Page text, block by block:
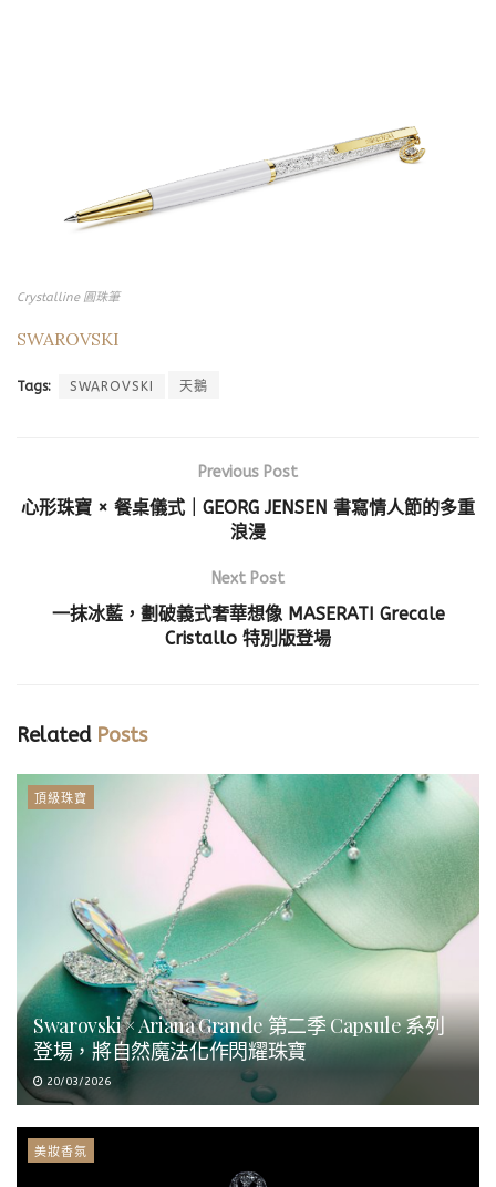
Crystalline 圓珠筆
SWAROVSKI
Tags: SWAROVSKI 天鵝
Previous Post
心形珠寶 × 餐桌儀式｜GEORG JENSEN 書寫情人節的多重
浪漫
Next Post
一抹冰藍，劃破義式奢華想像 MASERATI Grecale
Cristallo 特別版登場
RelatedPosts
頂級珠寶
Swarovski × Ariana Grande 第二季 Capsule 系列
登場，將自然魔法化作閃耀珠寶
20/03/2026
美妝香氛